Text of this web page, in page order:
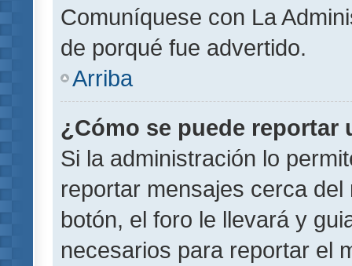
Comuníquese con La
de porqué fue advertido.
Arriba
¿Cómo se puede reportar
Si la administración lo
reportar mensajes cerca
botón, el foro le llevará y
necesarios para reportar el